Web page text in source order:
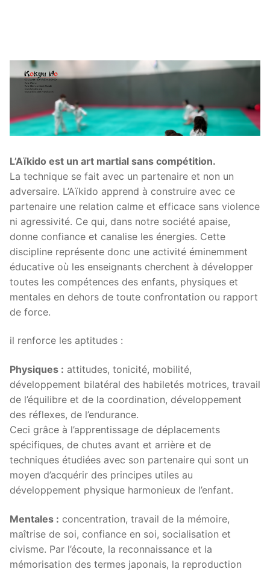
L’Aïkido est un art martial sans compétition.
La technique se fait avec un partenaire et non un
adversaire. L’Aïkido apprend à construire avec ce
partenaire une relation calme et efficace sans violence
ni agressivité. Ce qui, dans notre société apaise,
donne confiance et canalise les énergies. Cette
discipline représente donc une activité éminemment
éducative où les enseignants cherchent à développer
toutes les compétences des enfants, physiques et
mentales en dehors de toute confrontation ou rapport
de force.
il renforce les aptitudes :
Physiques : attitudes, tonicité, mobilité,
développement bilatéral des habiletés motrices, travail
de l’équilibre et de la coordination, développement
des réflexes, de l’endurance.
Ceci grâce à l’apprentissage de déplacements
spécifiques, de chutes avant et arrière et de
techniques étudiées avec son partenaire qui sont un
moyen d’acquérir des principes utiles au
développement physique harmonieux de l’enfant.
Mentales : concentration, travail de la mémoire,
maîtrise de soi, confiance en soi, socialisation et
civisme. Par l’écoute, la reconnaissance et la
mémorisation des termes japonais, la reproduction